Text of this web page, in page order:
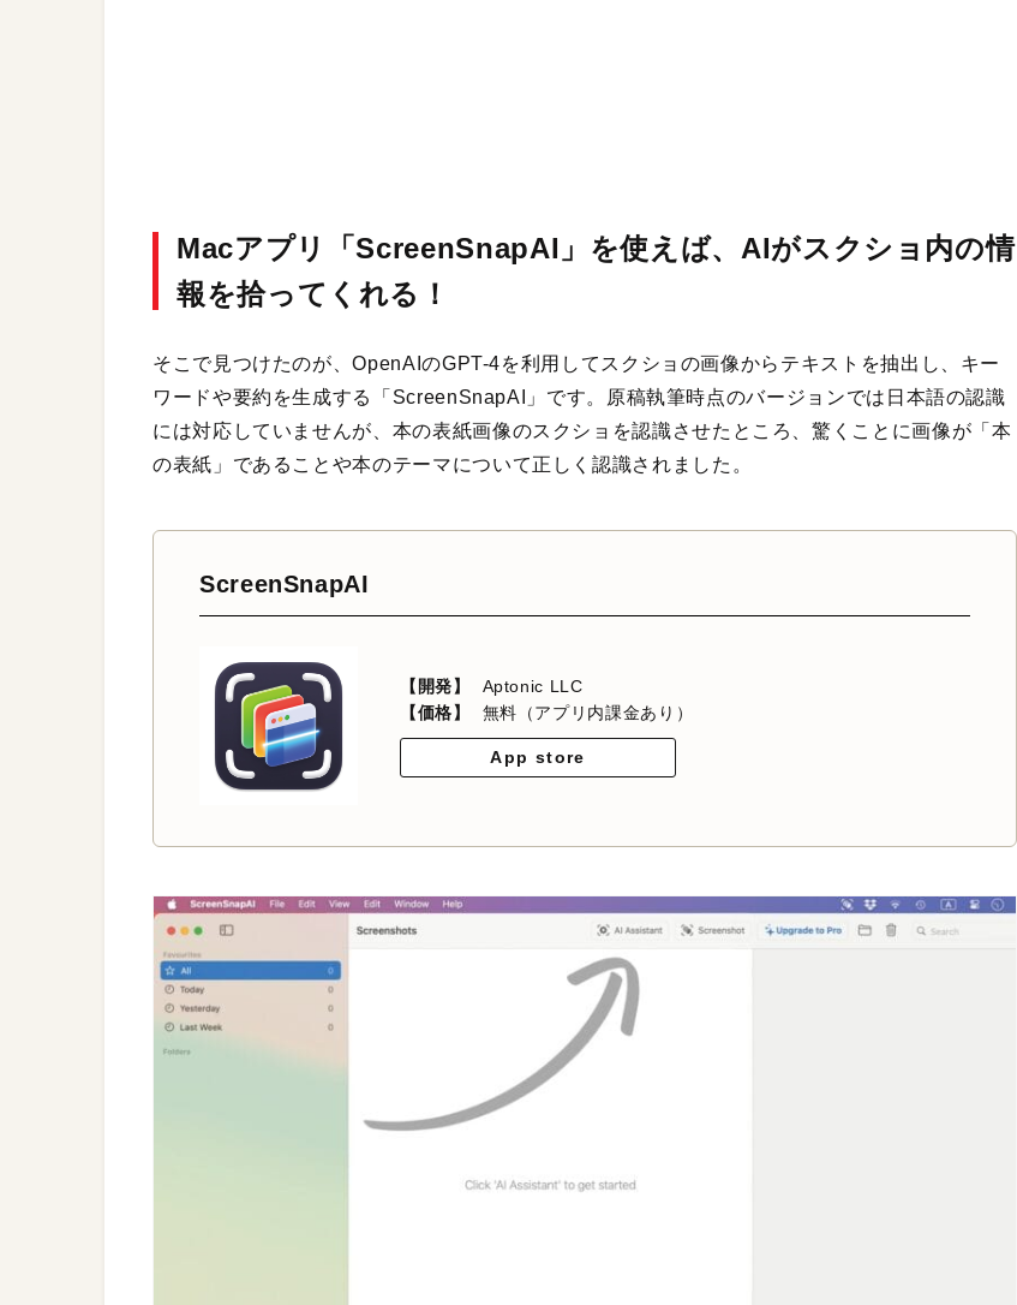
Macアプリ「ScreenSnapAI」を使えば、AIがスクショ内の情
報を拾ってくれる！
そこで見つけたのが、OpenAIのGPT-4を利用してスクショの画像からテキストを抽出し、キー
ワードや要約を生成する「ScreenSnapAI」です。原稿執筆時点のバージョンでは日本語の認識
には対応していませんが、本の表紙画像のスクショを認識させたところ、驚くことに画像が「本
の表紙」であることや本のテーマについて正しく認識されました。
ScreenSnapAI
【開発】
Aptonic LLC
【価格】
無料（アプリ内課金あり）
App store